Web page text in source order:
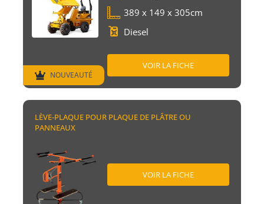
389 x 149 x 305cm
Diesel
VOIR LA FICHE
NOUVEAUTÉ
LÈVE-PLAQUE POUR PLAQUE DE PLÂTRE OU
PANNEAUX
VOIR LA FICHE